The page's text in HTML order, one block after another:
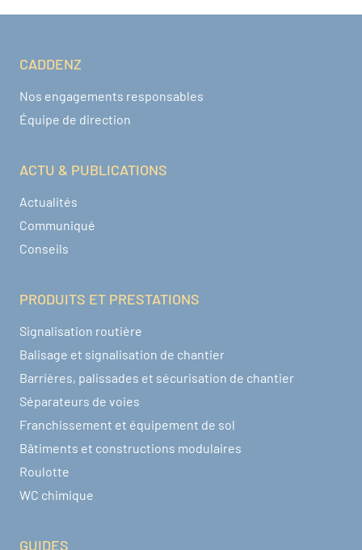
Navigation pied de page
CADDENZ
Nos engagements responsables
Équipe de direction
ACTU & PUBLICATIONS
Actualités
Communiqué
Conseils
PRODUITS ET PRESTATIONS
Signalisation routière
Balisage et signalisation de chantier
Barrières, palissades et sécurisation de chantier
Séparateurs de voies
Franchissement et équipement de sol
Bâtiments et constructions modulaires
Roulotte
WC chimique
GUIDES